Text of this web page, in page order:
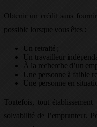
Obtenir un crédit sans
possible lorsque vous êtes :
Un retraité ;
Un travailleur
À la recherche d’un
Une personne à faible
Une personne en
Toutefois, tout établissement
solvabilité de l’emprunteur.